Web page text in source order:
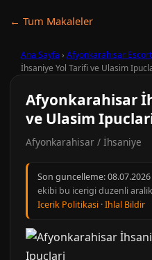
← Tum Makaleler
Ana Sayfa › Afyonkarahisar Escort
İhsaniye Yol Tarifi ve Ulasim
Afyonkarahisar
ve Ulasim
Afyonkarahisar / İhsaniye
Son guncelleme:08.07.2026
ekibi bu icerigi duzenli
Icerik Politikasi ·Ihlal Bildir